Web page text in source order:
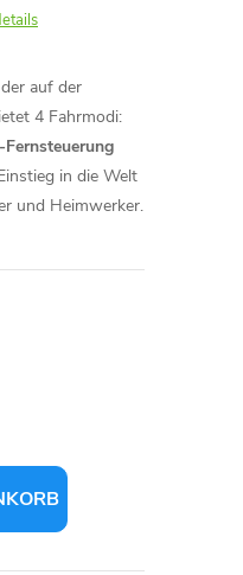
auf der
4 Fahrmodi:
in die Welt
und Heimwerker.